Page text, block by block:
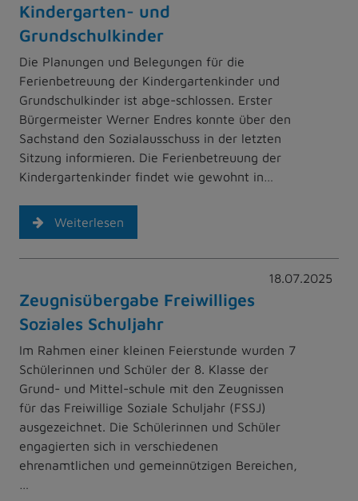
Kindergarten- und
Grundschulkinder
Die Planungen und Belegungen für die
Ferienbetreuung der Kindergartenkinder und
Grundschulkinder ist abge-schlossen. Erster
Bürgermeister Werner Endres konnte über den
Sachstand den Sozialausschuss in der letzten
Sitzung informieren. Die Ferienbetreuung der
Kindergartenkinder findet wie gewohnt in…
Weiterlesen
18.07.2025
Zeugnisübergabe Freiwilliges
Soziales Schuljahr
Im Rahmen einer kleinen Feierstunde wurden 7
Schülerinnen und Schüler der 8. Klasse der
Grund- und Mittel-schule mit den Zeugnissen
für das Freiwillige Soziale Schuljahr (FSSJ)
ausgezeichnet. Die Schülerinnen und Schüler
engagierten sich in verschiedenen
ehrenamtlichen und gemeinnützigen Bereichen,
…